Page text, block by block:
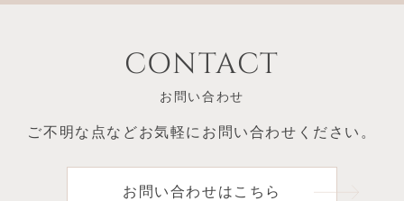
CONTACT
お問い合わせ
ご不明な点などお気軽にお問い合わせください。
お問い合わせはこちら